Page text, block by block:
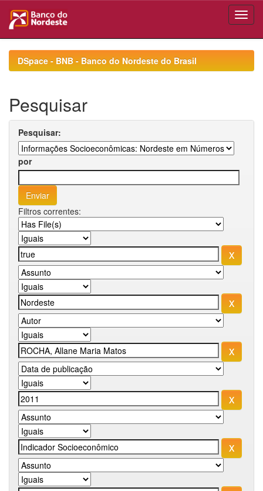
navigationDSpace - BNB - Banco do Nordeste do Brasil
Pesquisar
Pesquisar:
por
Filtros correntes: